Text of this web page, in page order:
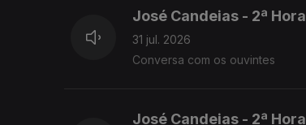
José Candeias - 2ª Hora
31 jul. 2026
Conversa com os ouvintes
José Candeias - 2ª Hora